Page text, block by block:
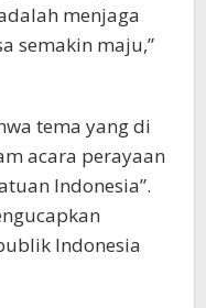
menjaga
semakin maju,”
tema yang di
acara perayaan
Indonesia”.
Indonesia